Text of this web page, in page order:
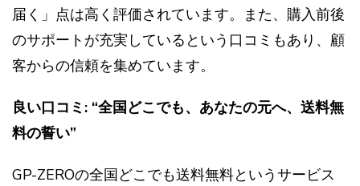
届く」点は高く評価されています。また、購入前後
のサポートが充実しているという口コミもあり、顧
客からの信頼を集めています。
良い口コミ: “全国どこでも、あなたの元へ、送料無
料の誓い”
GP-ZEROの全国どこでも送料無料というサービス